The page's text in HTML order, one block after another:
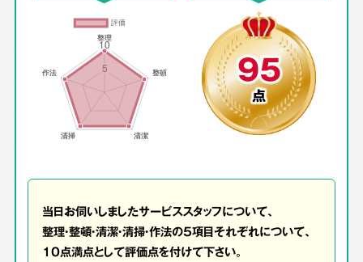
95
点
当日お伺いしましたサービススタッフについて、
整理・整頓・清潔・清掃・作法の5項目それぞれについて、
10点満点として評価点を付けて下さい。